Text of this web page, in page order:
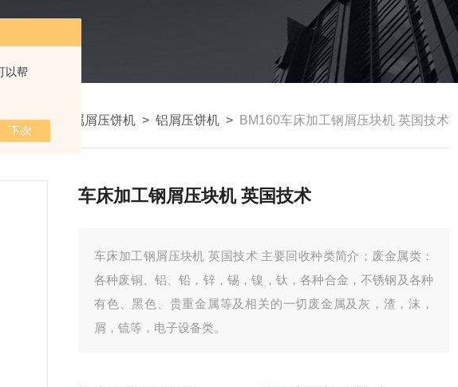
以帮
品中心> 金属屑压饼机 > 铝屑压饼机 > BM160车床加工钢屑压块机 英国技术
车床加工钢屑压块机 英国技术
车床加工钢屑压块机 英国技术 主要回收种类简介；废金属类：
各种废铜、铝、铅，锌，锡，镍，钛，各种合金，不锈钢及各种
有色、黑色、贵重金属等及相关的一切废金属及灰，渣，沫，
屑，锍等，电子设备类。